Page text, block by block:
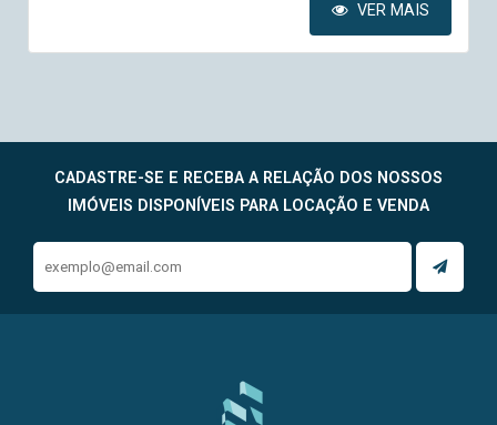
VER MAIS
CADASTRE-SE E RECEBA A RELAÇÃO DOS NOSSOS
IMÓVEIS DISPONÍVEIS PARA LOCAÇÃO E VENDA